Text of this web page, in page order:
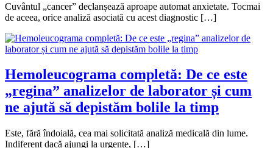
Cuvântul „cancer” declanșează aproape automat anxietate. Tocmai
de aceea, orice analiză asociată cu acest diagnostic […]
Hemoleucograma completă: De ce este
„regina” analizelor de laborator și cum
ne ajută să depistăm bolile la timp
Este, fără îndoială, cea mai solicitată analiză medicală din lume.
Indiferent dacă ajungi la urgențe, […]